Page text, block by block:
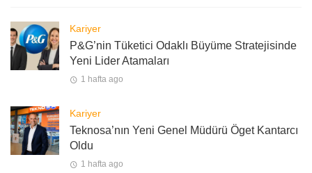
Kariyer
P&G’nin Tüketici Odaklı Büyüme Stratejisinde
Yeni Lider Atamaları
1 hafta ago
Kariyer
Teknosa’nın Yeni Genel Müdürü Öget Kantarcı
Oldu
1 hafta ago